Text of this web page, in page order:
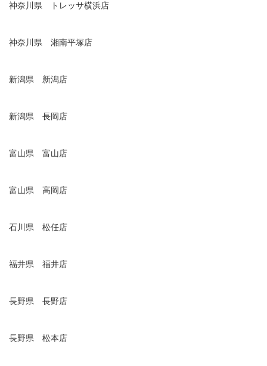
神奈川県 トレッサ横浜店
神奈川県 湘南平塚店
新潟県 新潟店
新潟県 長岡店
富山県 富山店
富山県 高岡店
石川県 松任店
福井県 福井店
長野県 長野店
長野県 松本店